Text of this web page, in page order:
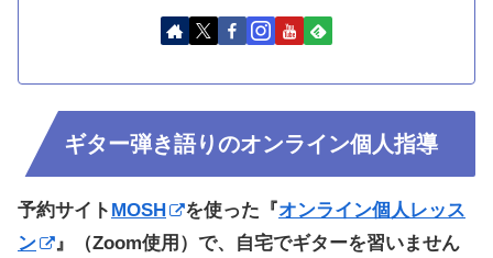
ギター弾き語りのオンライン個人指導
予約サイト MOSH を使った『オンライン個人レッス
ン
』（Zoom使用）で、自宅でギターを習いません